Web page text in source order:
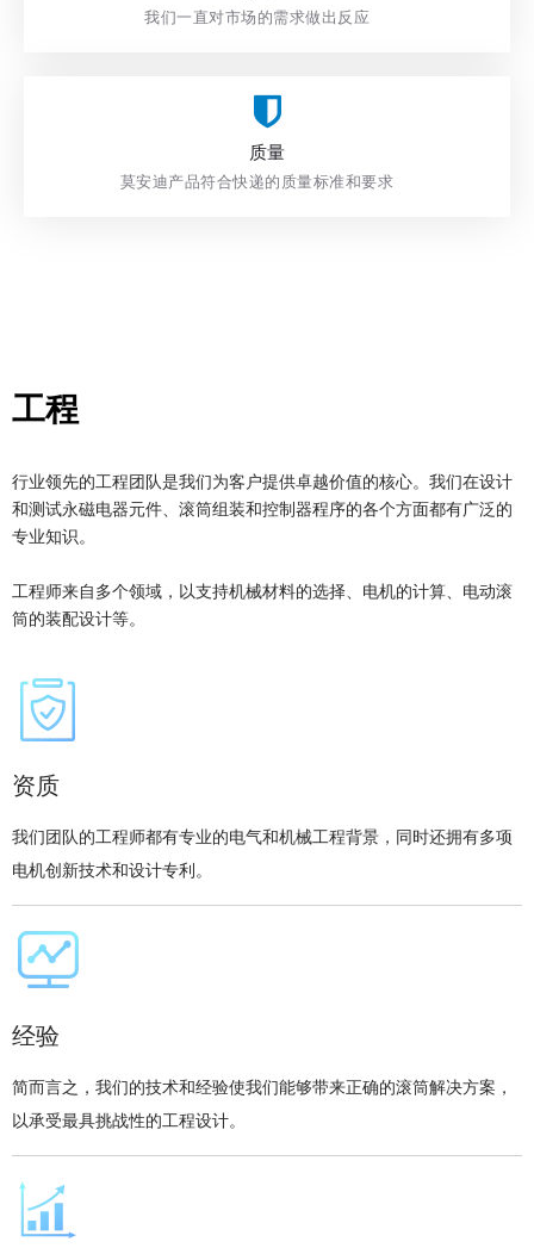
我们一直对市场的需求做出反应
质量
莫安迪产品符合快递的质量标准和要求​​​​​​​
质量
莫安迪产品符合快递的质量标准和要求​​​​​​​
工程
行业领先的工程团队是我们为客户提供卓越价值的核心。我们在设计
和测试永磁电器元件、滚筒组装和控制器程序的各个方面都有广泛的
专业知识。
工程师来自多个领域，以支持机械材料的选择、电机的计算、电动滚
筒的装配设计等。
资质
我们团队的工程师都有专业的电气和机械工程背景，同时还拥有多项
电机创新技术和设计专利。
经验
简而言之，我们的技术和经验使我们能够带来正确的滚筒解决方案，
以承受最具挑战性的工程设计。